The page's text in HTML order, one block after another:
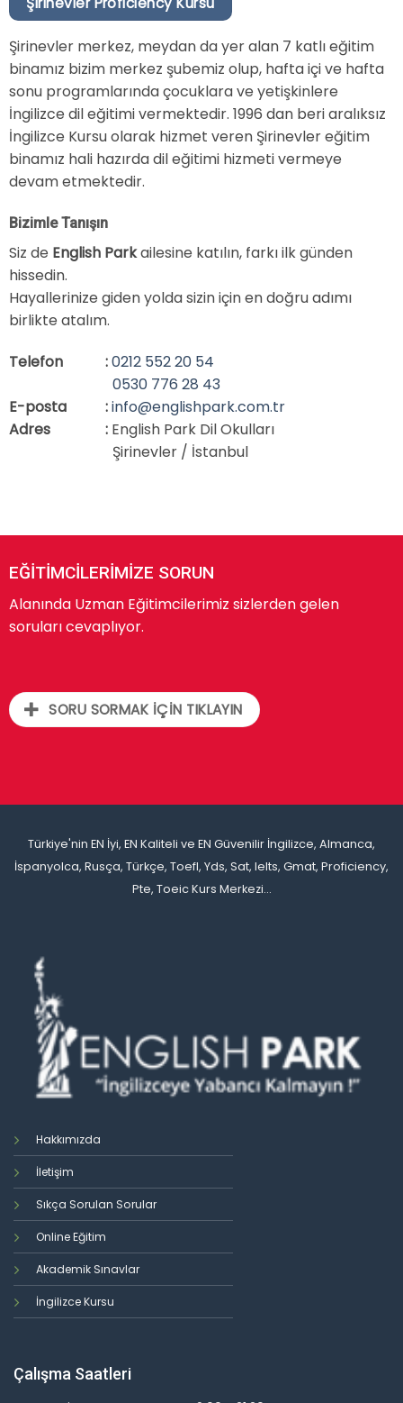
Şirinevler merkez, meydan da yer alan 7 katlı eğitim
binamız bizim merkez şubemiz olup, hafta içi ve hafta
sonu programlarında çocuklara ve yetişkinlere
İngilizce dil eğitimi vermektedir. 1996 dan beri aralıksız
İngilizce Kursu olarak hizmet veren Şirinevler eğitim
binamız hali hazırda dil eğitimi hizmeti vermeye
devam etmektedir.
Bizimle Tanışın
Siz de English Parkailesine katılın, farkı ilk günden
hissedin.
Hayallerinize giden yolda sizin için en doğru adımı
birlikte atalım.
Telefon
E-posta
Adres
:0212 552 20 54
0530 776 28 43
:info@englishpark.com.tr
:English Park Dil Okulları
Şirinevler / İstanbul
EĞİTİMCİLERİMİZE SORUN
Alanında Uzman Eğitimcilerimiz sizlerden gelen
soruları cevaplıyor.
SORU SORMAK İÇİN TIKLAYIN
Türkiye'nin EN İyi, EN Kaliteli ve EN Güvenilir İngilizce, Almanca,
İspanyolca, Rusça, Türkçe, Toefl, Yds, Sat, Ielts, Gmat, Proficiency,
Pte, Toeic Kurs Merkezi...
Hakkımızda
İletişim
Sıkça Sorulan Sorular
Online Eğitim
Akademik Sınavlar
İngilizce Kursu
Çalışma Saatleri